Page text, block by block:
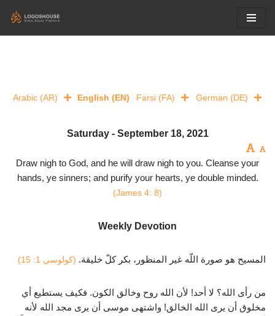
Arabic (AR) English (EN) Farsi (FA) German (DE)
Saturday - September 18, 2021
Draw nigh to God, and he will draw nigh to you. Cleanse your
hands, ye sinners; and purify your hearts, ye double minded.
(James 4: 8)
Weekly Devotion
المسيح هو صورة اللّه غير المنظور، بكر كلّ خليقة. (كولوسي 1: 15)
من رأى الله؟ لا أحد! لأن الله روح وخالق الكون. فكيف يستطيع أي
مخلوق أن يرى الله الخالق! واشتهى موسى أن يرى مجد الله لأنه